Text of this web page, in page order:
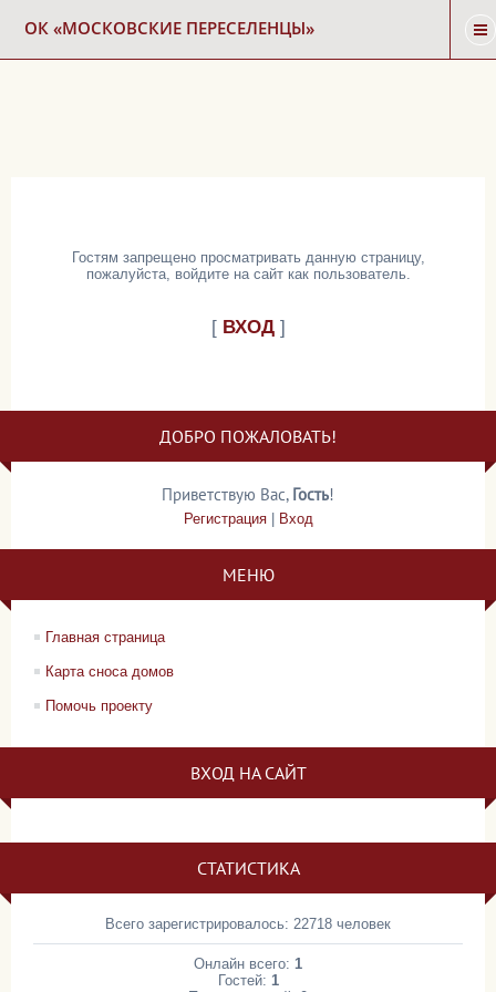
ОК «МОСКОВСКИЕ ПЕРЕСЕЛЕНЦЫ»
Гостям запрещено просматривать данную страницу,
пожалуйста, войдите на сайт как пользователь.
[ ВХОД]
ДОБРО ПОЖАЛОВАТЬ!
Приветствую Вас, Гость!
Регистрация| Вход
МЕНЮ
Главная страница
Карта сноса домов
Помочь проекту
ВХОД НА САЙТ
СТАТИСТИКА
Всего зарегистрировалось: 22718 человек
Онлайн всего: 1
Гостей: 1